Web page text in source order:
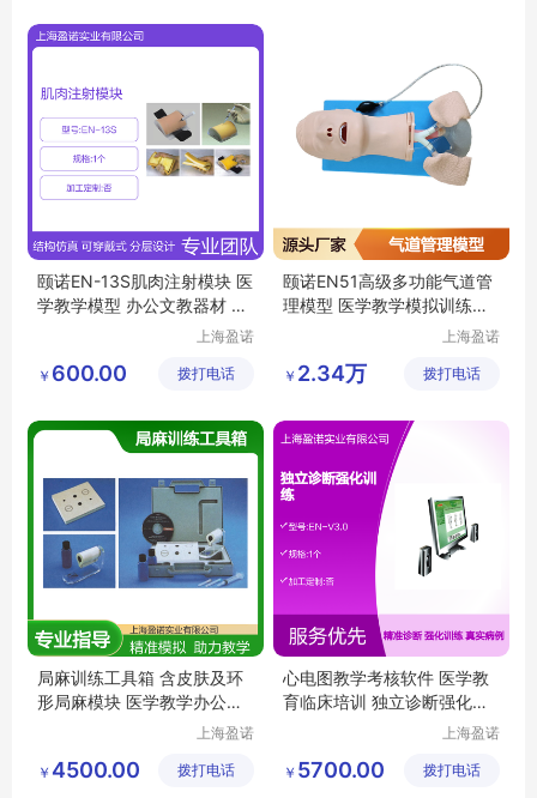
颐诺EN-13S肌肉注射模块 医
学教学模型 办公文教器材 人
上海盈诺
公司
￥ 600.00 拨打电话
颐诺EN51高级多功能气道管
理模型 医学教学模拟训练器
上海盈诺
公司
￥ 2.34万 拨打电话
局麻训练工具箱 含皮肤及环
形局麻模块 医学教学办公文
上海盈诺
公司
￥ 4500.00 拨打电话
心电图教学考核软件 医学教
育临床培训 独立诊断强化训
上海盈诺
公司
￥ 5700.00 拨打电话